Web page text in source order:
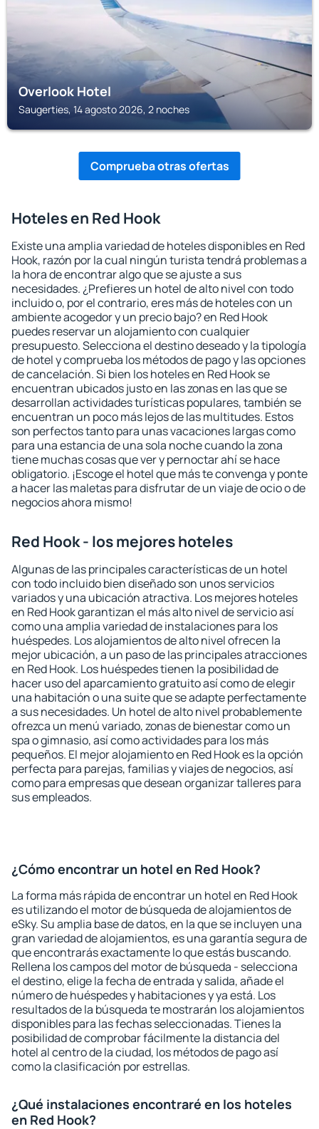
Overlook Hotel
Saugerties, 14 agosto 2026, 2 noches
Comprueba otras ofertas
Hoteles en Red Hook
Existe una amplia variedad de hoteles disponibles en Red
Hook, razón por la cual ningún turista tendrá problemas a
la hora de encontrar algo que se ajuste a sus
necesidades. ¿Prefieres un hotel de alto nivel con todo
incluido o, por el contrario, eres más de hoteles con un
ambiente acogedor y un precio bajo? en Red Hook
puedes reservar un alojamiento con cualquier
presupuesto. Selecciona el destino deseado y la tipología
de hotel y comprueba los métodos de pago y las opciones
de cancelación. Si bien los hoteles en Red Hook se
encuentran ubicados justo en las zonas en las que se
desarrollan actividades turísticas populares, también se
encuentran un poco más lejos de las multitudes. Estos
son perfectos tanto para unas vacaciones largas como
para una estancia de una sola noche cuando la zona
tiene muchas cosas que ver y pernoctar ahí se hace
obligatorio. ¡Escoge el hotel que más te convenga y ponte
a hacer las maletas para disfrutar de un viaje de ocio o de
negocios ahora mismo!
Red Hook - los mejores hoteles
Algunas de las principales características de un hotel
con todo incluido bien diseñado son unos servicios
variados y una ubicación atractiva. Los mejores hoteles
en Red Hook garantizan el más alto nivel de servicio así
como una amplia variedad de instalaciones para los
huéspedes. Los alojamientos de alto nivel ofrecen la
mejor ubicación, a un paso de las principales atracciones
en Red Hook. Los huéspedes tienen la posibilidad de
hacer uso del aparcamiento gratuito así como de elegir
una habitación o una suite que se adapte perfectamente
a sus necesidades. Un hotel de alto nivel probablemente
ofrezca un menú variado, zonas de bienestar como un
spa o gimnasio, así como actividades para los más
pequeños. El mejor alojamiento en Red Hook es la opción
perfecta para parejas, familias y viajes de negocios, así
como para empresas que desean organizar talleres para
sus empleados.
¿Cómo encontrar un hotel en Red Hook?
La forma más rápida de encontrar un hotel en Red Hook
es utilizando el motor de búsqueda de alojamientos de
eSky. Su amplia base de datos, en la que se incluyen una
gran variedad de alojamientos, es una garantía segura de
que encontrarás exactamente lo que estás buscando.
Rellena los campos del motor de búsqueda - selecciona
el destino, elige la fecha de entrada y salida, añade el
número de huéspedes y habitaciones y ya está. Los
resultados de la búsqueda te mostrarán los alojamientos
disponibles para las fechas seleccionadas. Tienes la
posibilidad de comprobar fácilmente la distancia del
hotel al centro de la ciudad, los métodos de pago así
como la clasificación por estrellas.
¿Qué instalaciones encontraré en los hoteles
en Red Hook?